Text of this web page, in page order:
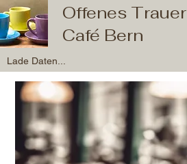
Lade Daten...
Offenes Trauer
Café Bern